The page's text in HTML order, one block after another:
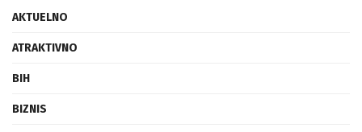
AKTUELNO
ATRAKTIVNO
BIH
BIZNIS